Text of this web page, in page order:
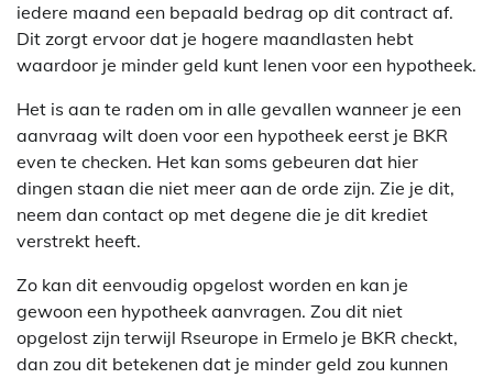
iedere maand een bepaald bedrag op dit contract af.
Dit zorgt ervoor dat je hogere maandlasten hebt
waardoor je minder geld kunt lenen voor een hypotheek.
Het is aan te raden om in alle gevallen wanneer je een
aanvraag wilt doen voor een hypotheek eerst je BKR
even te checken. Het kan soms gebeuren dat hier
dingen staan die niet meer aan de orde zijn. Zie je dit,
neem dan contact op met degene die je dit krediet
verstrekt heeft.
Zo kan dit eenvoudig opgelost worden en kan je
gewoon een hypotheek aanvragen. Zou dit niet
opgelost zijn terwijl Rseurope in Ermelo je BKR checkt,
dan zou dit betekenen dat je minder geld zou kunnen